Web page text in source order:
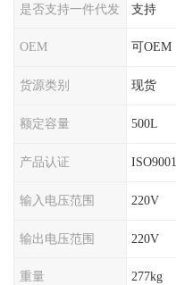
是否支持一件代发 支持
OEM 可OEM
货源类别 现货
额定容量 500L
产品认证 ISO9001
输入电压范围 220V
输出电压范围 220V
重量 277kg